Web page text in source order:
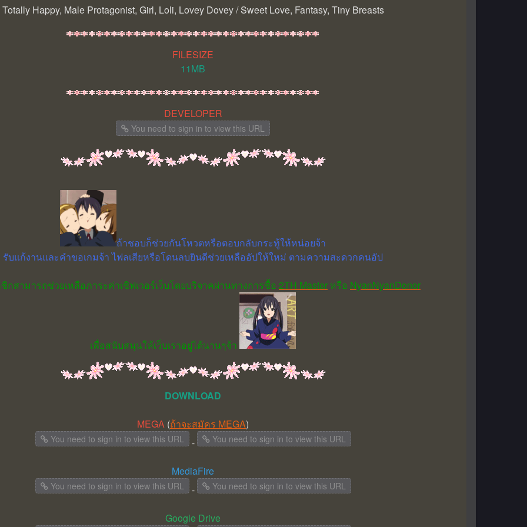
Totally Happy, Male Protagonist, Girl, Loli, Lovey Dovey / Sweet Love, Fantasy, Tiny Breasts
FILESIZE
11MB
DEVELOPER
You need to sign in to view this URL
ถ้าชอบก็ช่วยกันโหวตหรือตอบกลับกระทู้ให้หน่อยจ้า
รับแก้งานและคำขอเกมจ้า ไฟลเสียหรือโดนลบยินดีช่วยเหลืออัปให้ใหม่ ตามความสะดวกคนอัป
กสามารถช่วยเหลือภาระค่าเซิฟเวอร์เว็บโดยบริจาคผ่านทางการซื้อ 2TH Master หรือ NyanNyanDonor
เพื่อสนับสนุนให้เว็บเราอยู่ได้นานๆจ้า
DOWNLOAD
MEGA (ถ้าจะสมัคร MEGA)
You need to sign in to view this URL - You need to sign in to view this URL
MediaFire
You need to sign in to view this URL - You need to sign in to view this URL
Google Drive